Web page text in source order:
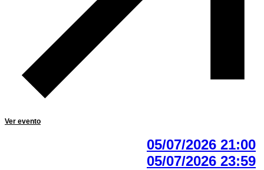
Ver evento
05/07/2026 21:00
05/07/2026 23:59